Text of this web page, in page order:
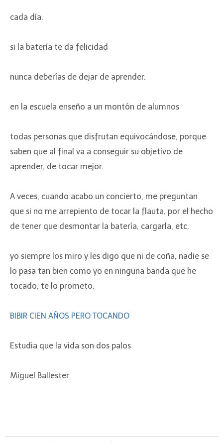
cada día.
si la batería te da felicidad
nunca deberías de dejar de aprender.
en la escuela enseño a un montón de alumnos
todas personas que disfrutan equivocándose, porque
saben que al final va a conseguir su objetivo de
aprender, de tocar mejor.
A veces, cuando acabo un concierto, me preguntan
que si no me arrepiento de tocar la flauta, por el hecho
de tener que desmontar la batería, cargarla, etc.
yo siempre los miro y les digo que ni de coña, nadie se
lo pasa tan bien como yo en ninguna banda que he
tocado, te lo prometo.
BIBIR CIEN AÑOS PERO TOCANDO
Estudia que la vida son dos palos
Miguel Ballester